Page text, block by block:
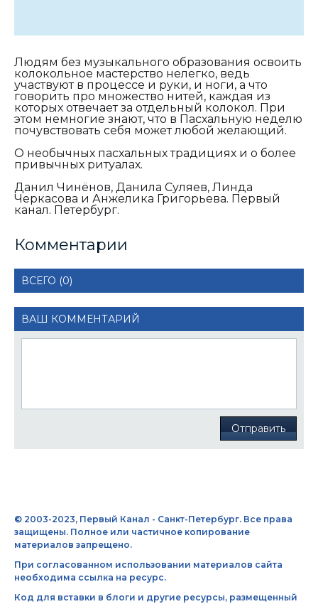
Людям без музыкального образования освоить
колокольное мастерство нелегко, ведь
участвуют в процессе и руки, и ноги, а что
говорить про множество нитей, каждая из
которых отвечает за отдельный колокол. При
этом немногие знают, что в Пасхальную неделю
почувствовать себя может любой желающий.
О необычных пасхальных традициях и о более
привычных ритуалах.
Данил Чинёнов, Данила Суляев, Линда
Черкасова и Анжелика Григорьева. Первый
канал. Петербург.
Комментарии
ВСЕГО (0)
ВАШ КОММЕНТАРИЙ
Отправить
© 2003-2023, Первый Канал - Санкт-Петербург. Все права
защищены. Полное или частичное копирование
материалов запрещено.
При согласованном использовании материалов сайта
необходима ссылка на ресурс.
Код для вставки в блоги и другие ресурсы, размещенный